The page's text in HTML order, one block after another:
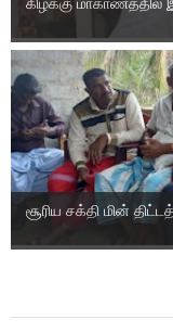
கிழக்கு மாகாணத்தில்
சூரிய சக்தி மின்